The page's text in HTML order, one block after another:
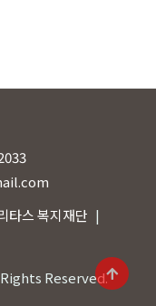
타스 복지재단
Reserved.